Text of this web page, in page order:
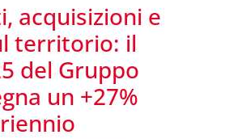
acquisizioni e
territorio: il
del Gruppo
un +27%